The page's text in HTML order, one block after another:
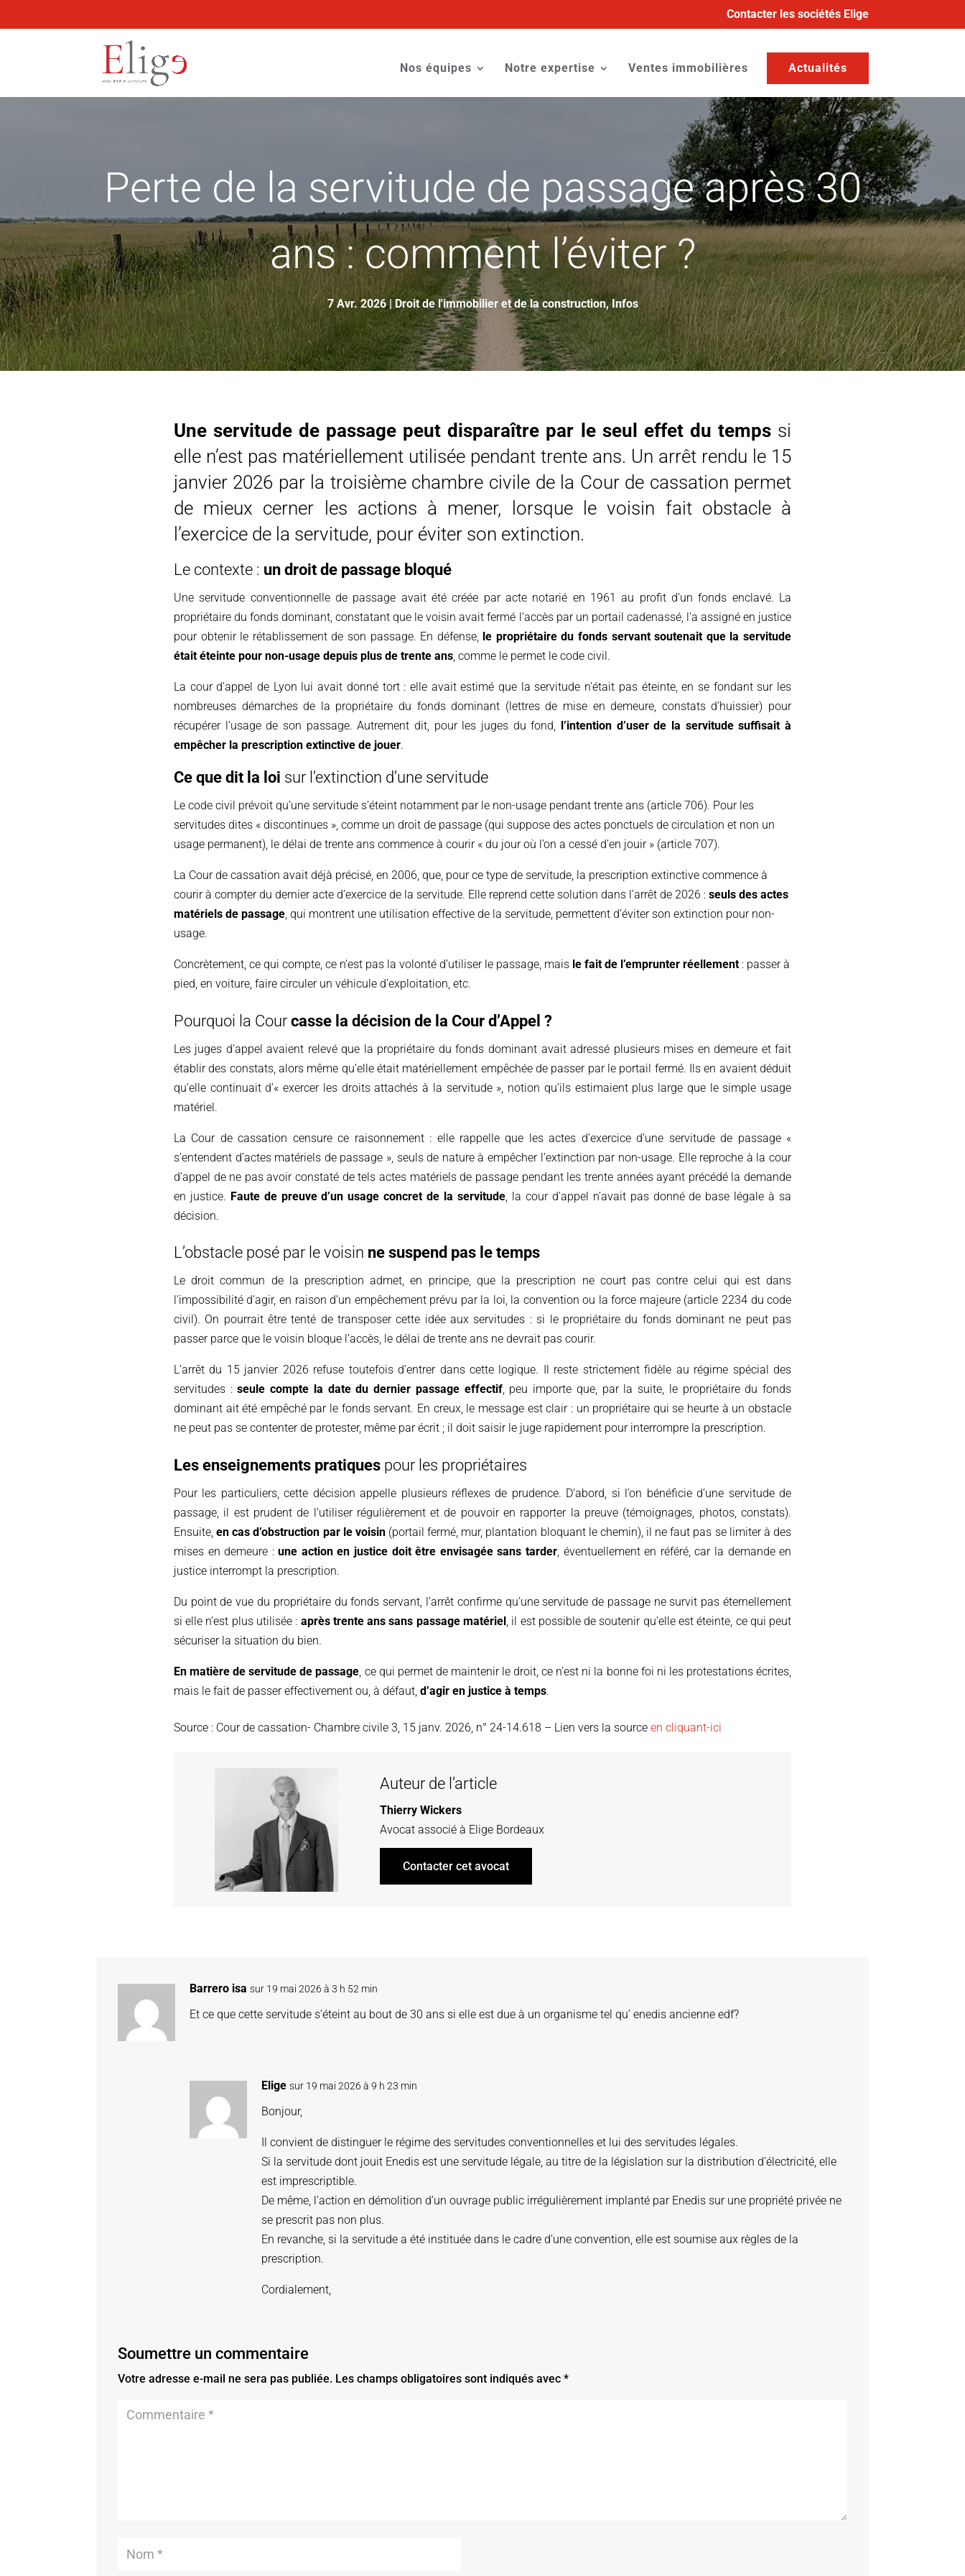
Contacter les sociétés Elige
Nos équipes Notre expertise Ventes immobilières Actualités
Perte de la servitude de passage après 30
ans : comment l’éviter ?
7 Avr. 2026| Droit de l'immobilier et de la construction,Infos
Une servitude de passage peut disparaître par le seul effet du tempssi
elle n’est pas matériellement utilisée pendant trente ans. Un arrêt rendu le 15
janvier 2026 par la troisième chambre civile de la Cour de cassation permet
de mieux cerner les actions à mener, lorsque le voisin fait obstacle à
l’exercice de la servitude, pour éviter son extinction.
Le contexte : un droit de passage bloqué
Une servitude conventionnelle de passage avait été créée par acte notarié en 1961 au profit d’un fonds enclavé. La
propriétaire du fonds dominant, constatant que le voisin avait fermé l’accès par un portail cadenassé, l’a assigné en justice
pour obtenir le rétablissement de son passage. En défense, le propriétaire du fonds servant soutenait que la servitude
était éteinte pour non-usage depuis plus de trente ans, comme le permet le code civil.
La cour d’appel de Lyon lui avait donné tort : elle avait estimé que la servitude n’était pas éteinte, en se fondant sur les
nombreuses démarches de la propriétaire du fonds dominant (lettres de mise en demeure, constats d’huissier) pour
récupérer l’usage de son passage. Autrement dit, pour les juges du fond, l’intention d’user de la servitude suffisait à
empêcher la prescription extinctive de jouer.
Ce que dit la loi sur l’extinction d’une servitude
Le code civil prévoit qu’une servitude s’éteint notamment par le non-usage pendant trente ans (article 706). Pour les
servitudes dites « discontinues », comme un droit de passage (qui suppose des actes ponctuels de circulation et non un
usage permanent), le délai de trente ans commence à courir « du jour où l’on a cessé d’en jouir » (article 707).
La Cour de cassation avait déjà précisé, en 2006, que, pour ce type de servitude, la prescription extinctive commence à
courir à compter du dernier acte d’exercice de la servitude. Elle reprend cette solution dans l’arrêt de 2026 : seuls des actes
matériels de passage, qui montrent une utilisation effective de la servitude, permettent d’éviter son extinction pour non-
usage.
Concrètement, ce qui compte, ce n’est pas la volonté d’utiliser le passage, mais le fait de l’emprunter réellement: passer à
pied, en voiture, faire circuler un véhicule d’exploitation, etc.
Pourquoi la Cour casse la décision de la Cour d’Appel ?
Les juges d’appel avaient relevé que la propriétaire du fonds dominant avait adressé plusieurs mises en demeure et fait
établir des constats, alors même qu’elle était matériellement empêchée de passer par le portail fermé. Ils en avaient déduit
qu’elle continuait d’« exercer les droits attachés à la servitude », notion qu’ils estimaient plus large que le simple usage
matériel.
La Cour de cassation censure ce raisonnement : elle rappelle que les actes d’exercice d’une servitude de passage «
s’entendent d’actes matériels de passage », seuls de nature à empêcher l’extinction par non-usage. Elle reproche à la cour
d’appel de ne pas avoir constaté de tels actes matériels de passage pendant les trente années ayant précédé la demande
en justice. Faute de preuve d’un usage concret de la servitude , la cour d’appel n’avait pas donné de base légale à sa
décision.
L’obstacle posé par le voisin ne suspend pas le temps
Le droit commun de la prescription admet, en principe, que la prescription ne court pas contre celui qui est dans
l’impossibilité d’agir, en raison d’un empêchement prévu par la loi, la convention ou la force majeure (article 2234 du code
civil). On pourrait être tenté de transposer cette idée aux servitudes : si le propriétaire du fonds dominant ne peut pas
passer parce que le voisin bloque l’accès, le délai de trente ans ne devrait pas courir.
L’arrêt du 15 janvier 2026 refuse toutefois d’entrer dans cette logique. Il reste strictement fidèle au régime spécial des
servitudes :seule compte la date du dernier passage effectif, peu importe que, par la suite, le propriétaire du fonds
dominant ait été empêché par le fonds servant. En creux, le message est clair : un propriétaire qui se heurte à un obstacle
ne peut pas se contenter de protester, même par écrit ; il doit saisir le juge rapidement pour interrompre la prescription.
Les enseignements pratiquespour les propriétaires
Pour les particuliers, cette décision appelle plusieurs réflexes de prudence. D’abord, si l’on bénéficie d’une servitude de
passage, il est prudent de l’utiliser régulièrement et de pouvoir en rapporter la preuve (témoignages, photos, constats).
Ensuite,en cas d’obstruction par le voisin(portail fermé, mur, plantation bloquant le chemin), il ne faut pas se limiter à des
mises en demeure :une action en justice doit être envisagée sans tarder, éventuellement en référé, car la demande en
justice interrompt la prescription.
Du point de vue du propriétaire du fonds servant, l’arrêt confirme qu’une servitude de passage ne survit pas éternellement
si elle n’est plus utilisée : après trente ans sans passage matériel, il est possible de soutenir qu’elle est éteinte, ce qui peut
sécuriser la situation du bien.
En matière de servitude de passage, ce qui permet de maintenir le droit, ce n’est ni la bonne foi ni les protestations écrites,
mais le fait de passer effectivement ou, à défaut, d’agir en justice à temps.
Source : Cour de cassation- Chambre civile 3, 15 janv. 2026, n° 24-14.618 – Lien vers la source en cliquant-ici
Auteur de l’article
Thierry Wickers
Avocat associé à Elige Bordeaux
Contacter cet avocat
Barrero isa sur 19 mai 2026 à 3 h 52 min
Et ce que cette servitude s’éteint au bout de 30 ans si elle est due à un organisme tel qu’ enedis ancienne edf?
Elige sur 19 mai 2026 à 9 h 23 min
Bonjour,
Il convient de distinguer le régime des servitudes conventionnelles et lui des servitudes légales.
Si la servitude dont jouit Enedis est une servitude légale, au titre de la législation sur la distribution d’électricité, elle
est imprescriptible.
De même, l’action en démolition d’un ouvrage public irrégulièrement implanté par Enedis sur une propriété privée ne
se prescrit pas non plus.
En revanche, si la servitude a été instituée dans le cadre d’une convention, elle est soumise aux règles de la
prescription.
Cordialement,
Soumettre un commentaire
Votre adresse e-mail ne sera pas publiée. Les champs obligatoires sont indiqués avec*